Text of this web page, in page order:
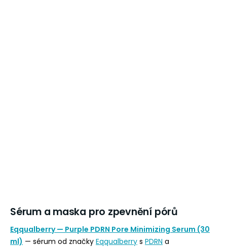
Sérum a maska pro zpevnění pórů
Eqqualberry — Purple PDRN Pore Minimizing Serum (30
ml) — sérum od značky Eqqualberry s PDRN a